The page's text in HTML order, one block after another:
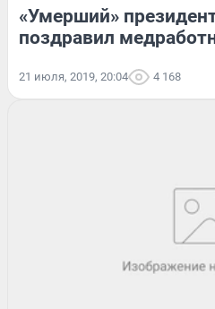
«Умерший»
поздравил
21 июля, 2019, 20:04 4 168